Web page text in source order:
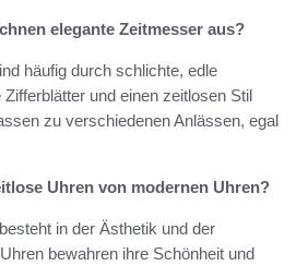
elegante Zeitmesser aus?
häufig durch schlichte, edle
und einen zeitlosen Stil
zu verschiedenen Anlässen, egal
Uhren von modernen Uhren?
in der Ästhetik und der
bewahren ihre Schönheit und